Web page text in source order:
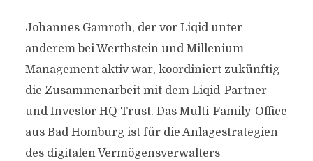
Johannes Gamroth, der vor Liqid unter
anderem bei Werthstein und Millenium
Management aktiv war, koordiniert zukünftig
die Zusammenarbeit mit dem Liqid-Partner
und Investor HQ Trust. Das Multi-Family-Office
aus Bad Homburg ist für die Anlagestrategien
des digitalen Vermögensverwalters